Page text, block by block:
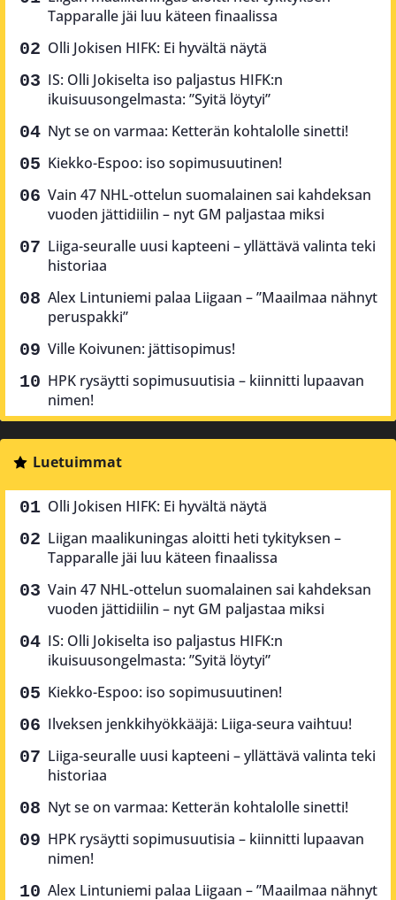
Tapparalle jäi luu käteen finaalissa
Olli Jokisen HIFK: Ei hyvältä näytä
IS: Olli Jokiselta iso paljastus HIFK:n
ikuisuusongelmasta: ”Syitä löytyi”
Nyt se on varmaa: Ketterän kohtalolle sinetti!
Kiekko-Espoo: iso sopimusuutinen!
Vain 47 NHL-ottelun suomalainen sai kahdeksan
vuoden jättidiilin – nyt GM paljastaa miksi
Liiga-seuralle uusi kapteeni – yllättävä valinta teki
historiaa
Alex Lintuniemi palaa Liigaan – ”Maailmaa nähnyt
peruspakki”
Ville Koivunen: jättisopimus!
HPK rysäytti sopimusuutisia – kiinnitti lupaavan
nimen!
Luetuimmat
Olli Jokisen HIFK: Ei hyvältä näytä
Liigan maalikuningas aloitti heti tykityksen –
Tapparalle jäi luu käteen finaalissa
Vain 47 NHL-ottelun suomalainen sai kahdeksan
vuoden jättidiilin – nyt GM paljastaa miksi
IS: Olli Jokiselta iso paljastus HIFK:n
ikuisuusongelmasta: ”Syitä löytyi”
Kiekko-Espoo: iso sopimusuutinen!
Ilveksen jenkkihyökkääjä: Liiga-seura vaihtuu!
Liiga-seuralle uusi kapteeni – yllättävä valinta teki
historiaa
Nyt se on varmaa: Ketterän kohtalolle sinetti!
HPK rysäytti sopimusuutisia – kiinnitti lupaavan
nimen!
Alex Lintuniemi palaa Liigaan – ”Maailmaa nähnyt